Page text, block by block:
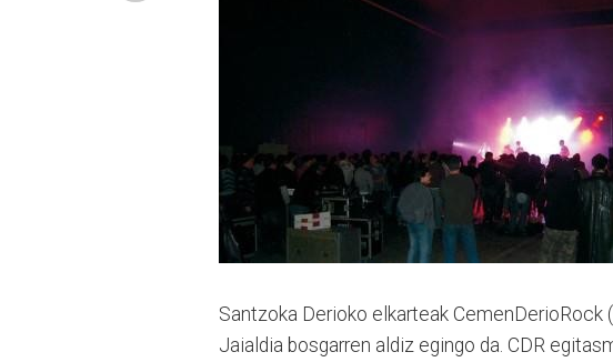
Santzoka Derioko elkarteak CemenDerioRock
Jaialdia bosgarren aldiz egingo da. CDR